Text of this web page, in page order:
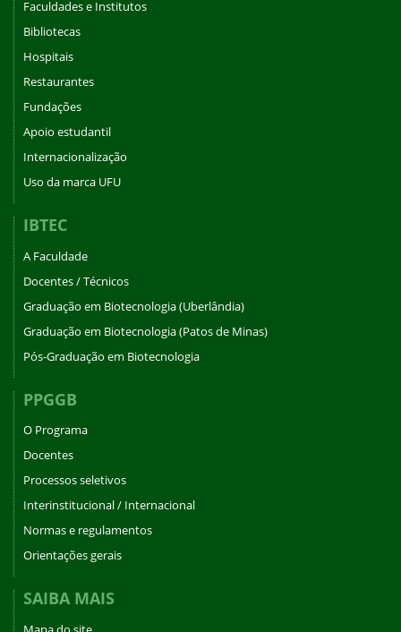
Faculdades e Institutos
Bibliotecas
Hospitais
Restaurantes
Fundações
Apoio estudantil
Internacionalização
Uso da marca UFU
IBTEC
A Faculdade
Docentes / Técnicos
Graduação em Biotecnologia (Uberlândia)
Graduação em Biotecnologia (Patos de Minas)
Pós-Graduação em Biotecnologia
PPGGB
O Programa
Docentes
Processos seletivos
Interinstitucional / Internacional
Normas e regulamentos
Orientações gerais
SAIBA MAIS